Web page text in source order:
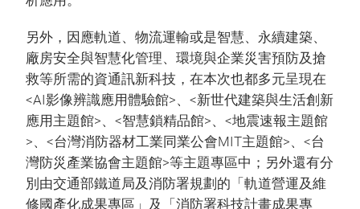
另外，因應軌道、物流運輸或是智慧、永續建築、
廠房安全與智慧化管理、環境與企業災害預防及搶
救等所需的資通訊新科技，在本次也都多元呈現在
<AI影像辨識應用體驗館>、<新世代建築與生活創新
應用主題館>、<智慧鎖精品館>、<地震速報主題館
>、<台灣消防器材工業同業公會MIT主題館>、<台
灣防災產業協會主題館>等主題專區中；另外還有分
別由交通部鐵道局及消防署規劃的「軌道營運及維
修國產化成果專區」及「消防署科技計畫成果專